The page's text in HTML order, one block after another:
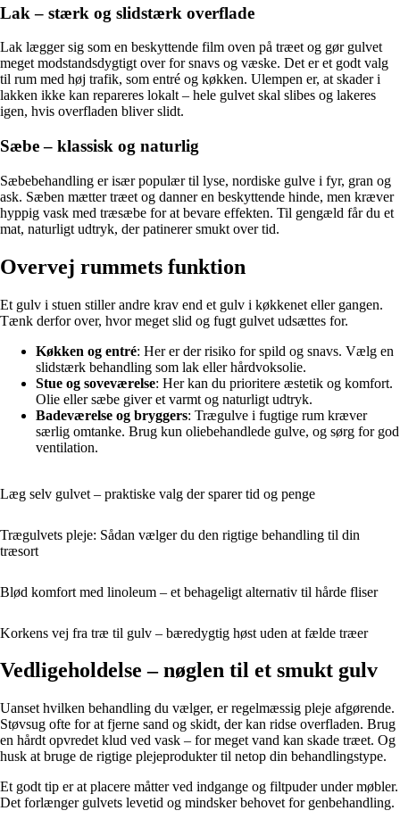
Lak – stærk og slidstærk overflade
Lak lægger sig som en beskyttende film oven på træet og gør gulvet
meget modstandsdygtigt over for snavs og væske. Det er et godt valg
til rum med høj trafik, som entré og køkken. Ulempen er, at skader i
lakken ikke kan repareres lokalt – hele gulvet skal slibes og lakeres
igen, hvis overfladen bliver slidt.
Sæbe – klassisk og naturlig
Sæbebehandling er især populær til lyse, nordiske gulve i fyr, gran og
ask. Sæben mætter træet og danner en beskyttende hinde, men kræver
hyppig vask med træsæbe for at bevare effekten. Til gengæld får du et
mat, naturligt udtryk, der patinerer smukt over tid.
Overvej rummets funktion
Et gulv i stuen stiller andre krav end et gulv i køkkenet eller gangen.
Tænk derfor over, hvor meget slid og fugt gulvet udsættes for.
Køkken og entré: Her er der risiko for spild og snavs. Vælg en
slidstærk behandling som lak eller hårdvoksolie.
Stue og soveværelse: Her kan du prioritere æstetik og komfort.
Olie eller sæbe giver et varmt og naturligt udtryk.
Badeværelse og bryggers: Trægulve i fugtige rum kræver
særlig omtanke. Brug kun oliebehandlede gulve, og sørg for god
ventilation.
Læg selv gulvet – praktiske valg der sparer tid og penge
Trægulvets pleje: Sådan vælger du den rigtige behandling til din
træsort
Blød komfort med linoleum – et behageligt alternativ til hårde fliser
Korkens vej fra træ til gulv – bæredygtig høst uden at fælde træer
Vedligeholdelse – nøglen til et smukt gulv
Uanset hvilken behandling du vælger, er regelmæssig pleje afgørende.
Støvsug ofte for at fjerne sand og skidt, der kan ridse overfladen. Brug
en hårdt opvredet klud ved vask – for meget vand kan skade træet. Og
husk at bruge de rigtige plejeprodukter til netop din behandlingstype.
Et godt tip er at placere måtter ved indgange og filtpuder under møbler.
Det forlænger gulvets levetid og mindsker behovet for genbehandling.